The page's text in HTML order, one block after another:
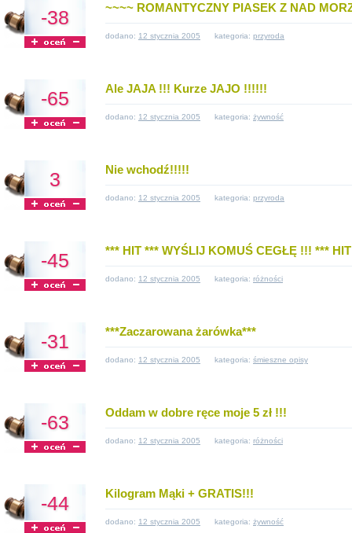
-38 ~~~~ ROMANTYCZNY PIASEK Z NAD
dodano: 12 stycznia 2005 kategoria: przyroda
-65 Ale JAJA !!! Kurze JAJO !!!!!!
dodano: 12 stycznia 2005 kategoria: żywność
3 Nie wchodź!!!!!
dodano: 12 stycznia 2005 kategoria: przyroda
-45 *** HIT *** WYŚLIJ KOMUŚ CEGŁĘ !!! ***
dodano: 12 stycznia 2005 kategoria: różności
-31 ***Zaczarowana żarówka***
dodano: 12 stycznia 2005 kategoria: śmieszne opisy
-63 Oddam w dobre ręce moje 5 zł !!!
dodano: 12 stycznia 2005 kategoria: różności
-44 Kilogram Mąki + GRATIS!!!
dodano: 12 stycznia 2005 kategoria: żywność